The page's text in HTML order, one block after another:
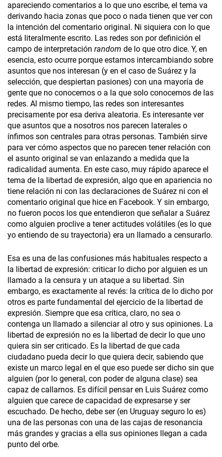
apareciendo comentarios a lo que uno escribe, el tema va
derivando hacia zonas que poco o nada tienen que ver con
la intención del comentario original. Ni siquiera con lo que
está literalmente escrito. Las redes son por definición el
campo de interpretación random de lo que otro dice. Y, en
esencia, esto ocurre porque estamos intercambiando sobre
asuntos que nos interesan (y en el caso de Suárez y la
selección, que despiertan pasiones) con una mayoría de
gente que no conocemos o a la que solo conocemos de las
redes. Al mismo tiempo, las redes son interesantes
precisamente por esa deriva aleatoria. Es interesante ver
que asuntos que a nosotros nos parecen laterales o
ínfimos son centrales para otras personas. También sirve
para ver cómo aspectos que no parecen tener relación con
el asunto original se van enlazando a medida que la
radicalidad aumenta. En este caso, muy rápido aparece el
tema de la libertad de expresión, algo que en apariencia no
tiene relación ni con las declaraciones de Suárez ni con el
comentario original que hice en Facebook. Y sin embargo,
no fueron pocos los que entendieron que señalar a Suárez
como alguien proclive a tener actitudes volátiles (es lo que
yo entiendo de su trayectoria) era un llamado a censurarlo.
Esa es una de las confusiones más habituales respecto a
la libertad de expresión: criticar lo dicho por alguien es un
llamado a la censura y un ataque a su libertad. Sin
embargo, es exactamente al revés: la crítica de lo dicho por
otros es parte fundamental del ejercicio de la libertad de
expresión. Siempre que esa crítica, claro, no sea o
contenga un llamado a silenciar al otro y sus opiniones. La
libertad de expresión no es la libertad de decir lo que uno
quiera sin ser criticado. Es la libertad de que cada
ciudadano pueda decir lo que quiera decir, sabiendo que
existe un marco legal en el que eso puede ser dicho sin que
alguien (por lo general, con poder de alguna clase) sea
capaz de callarnos. Es difícil pensar en Luis Suárez como
alguien que carece de capacidad de expresarse y ser
escuchado. De hecho, debe ser (en Uruguay seguro lo es)
una de las personas con una de las cajas de resonancia
más grandes y gracias a ella sus opiniones llegan a cada
punto del orbe.